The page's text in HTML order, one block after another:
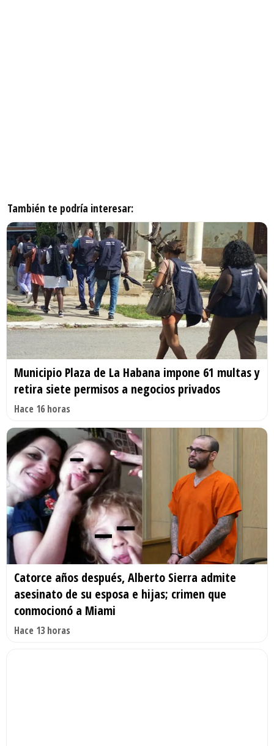
También te podría interesar:
Municipio Plaza de La Habana impone 61 multas y
retira siete permisos a negocios privados
Hace 16 horas
Catorce años después, Alberto Sierra admite
asesinato de su esposa e hijas; crimen que
conmocionó a Miami
Hace 13 horas